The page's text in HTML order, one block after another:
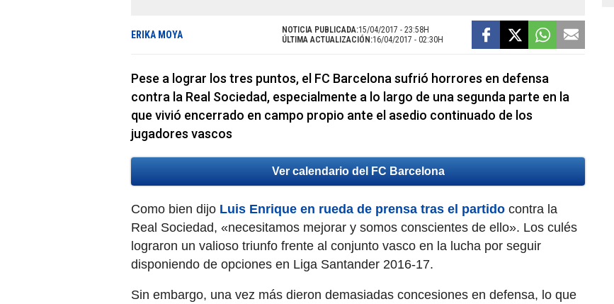
ERIKA MOYA NOTICIA PUBLICADA:15/04/2017 - 23:58H
ÚLTIMA ACTUALIZACIÓN:16/04/2017 - 02:30H
Pese a lograr los tres puntos, el FC Barcelona sufrió horrores en defensa
contra la Real Sociedad, especialmente a lo largo de una segunda parte en la
que vivió encerrado en campo propio ante el asedio continuado de los
jugadores vascos
Ver calendario del FC Barcelona
Como bien dijo Luis Enrique en rueda de prensa tras el partido contra la
Real Sociedad, «necesitamos mejorar y somos conscientes de ello». Los culés
lograron un valioso triunfo frente al conjunto vasco en la lucha por seguir
disponiendo de opciones en Liga Santander 2016-17.
Sin embargo, una vez más dieron demasiadas concesiones en defensa, lo que